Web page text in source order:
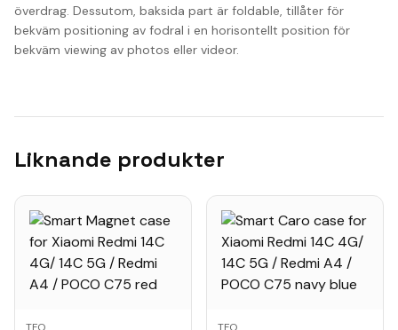
överdrag. Dessutom, baksida part är foldable, tillåter för
bekväm positioning av fodral i en horisontellt position för
bekväm viewing av photos eller videor.
Liknande produkter